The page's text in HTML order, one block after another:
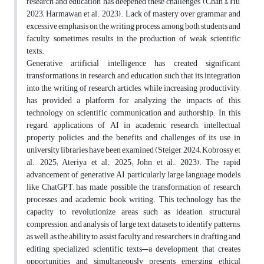
2023; Harmawan et al., 2023). Lack of mastery over grammar and
excessive emphasis on the writing process, among both students and
faculty, sometimes results in the production of weak scientific
texts.
Generative artificial intelligence has created significant
transformations in research and education, such that its integration
into the writing of research articles, while increasing productivity,
has provided a platform for analyzing the impacts of this
technology on scientific communication and authorship. In this
regard, applications of AI in academic research, intellectual
property policies, and the benefits and challenges of its use in
university libraries have been examined (Steiger, 2024; Kobrossy et
al., 2025; Ateriya et al., 2025; John et al., 2023). The rapid
advancement of generative AI, particularly large language models
like ChatGPT, has made possible the transformation of research
processes and academic book writing. This technology has the
capacity to revolutionize areas such as ideation, structural
compression, and analysis of large text datasets to identify patterns,
as well as the ability to assist faculty and researchers in drafting and
editing specialized scientific texts—a development that creates